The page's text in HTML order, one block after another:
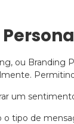
ou Branding
um
o tipo de